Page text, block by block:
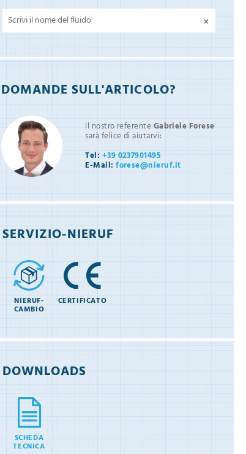
×
DOMANDE SULL'ARTICOLO?
Il nostro referente Gabriele Forese
sarà felice di aiutarvi:
Tel: +39 0237901495
E-Mail: forese@nieruf.it
SERVIZIO-NIERUF
NIERUF-
CAMBIO
CERTIFICATO
DOWNLOADS
SCHEDA
TECNICA